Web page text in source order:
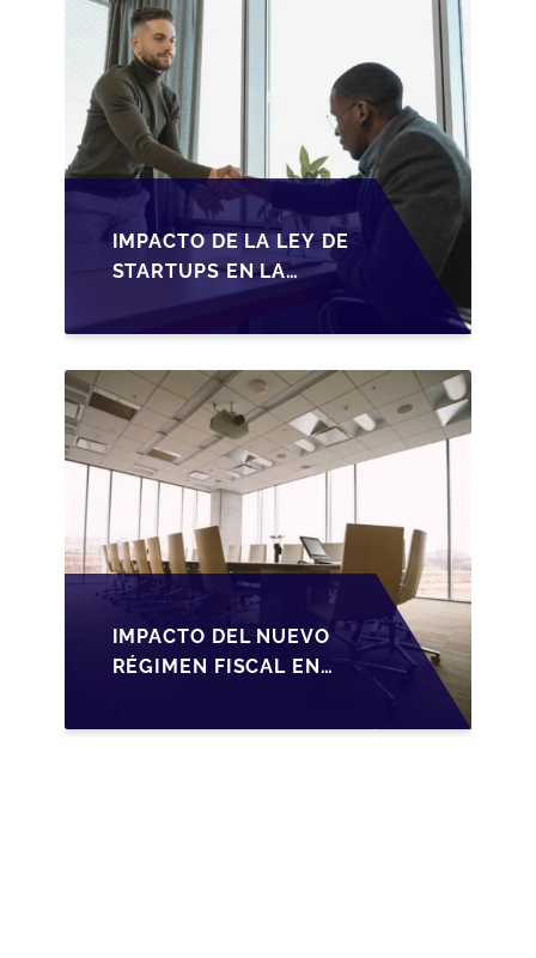
IMPACTO DE LA LEY DE
STARTUPS EN LA
TRANSMISIÓN DE
PYMES ESPAÑOLAS
IMPACTO DEL NUEVO
RÉGIMEN FISCAL EN
PYMES EN ESPAÑA